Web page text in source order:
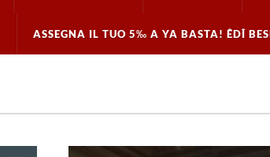
ASSEGNA IL TUO 5‰ A YA BASTA! ÊDÎ